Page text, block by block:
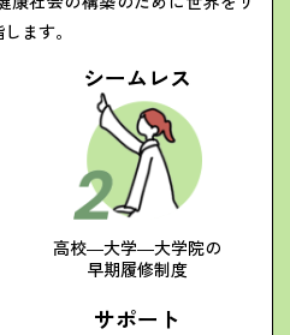
ます。
シームレス
高校―大学―大学院の
早期履修制度
サポート